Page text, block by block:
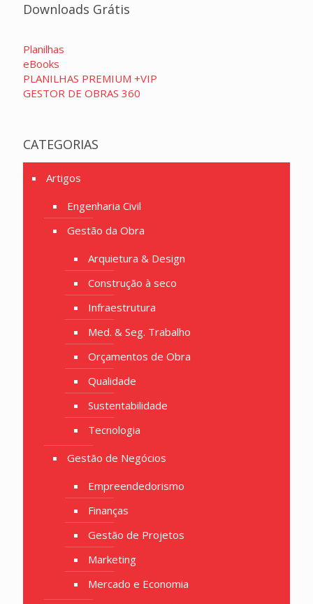
Downloads Grátis
Planilhas
eBooks
PLANILHAS PREMIUM +VIP
GESTOR DE OBRAS 360
CATEGORIAS
Artigos
Engenharia Civil
Gestão da Obra
Arquietura & Design
Construção à seco
Infraestrutura
Med. & Seg. Trabalho
Orçamentos de Obra
Qualidade
Sustentabilidade
Tecnologia
Gestão de Negócios
Empreendedorismo
Finanças
Gestão de Projetos
Marketing
Mercado e Economia